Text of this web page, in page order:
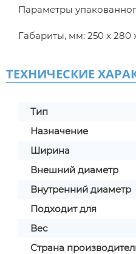
Параметры
Габариты, мм: 250 x 280
ТЕХНИЧЕСКИЕ
Тип
Назначение
Ширина
Внешний диаметр
Внутренний диаметр
Подходит для
Вес
Страна